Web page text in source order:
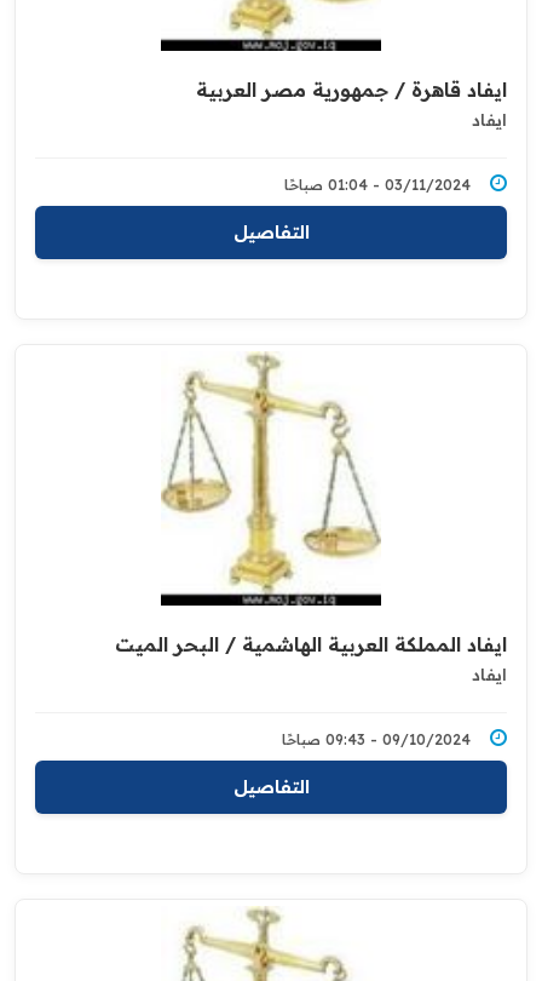
ايفاد قاهرة / جمهورية مصر العربية
ايفاد
03/11/2024 - 01:04 صباحًا
التفاصيل
ايفاد المملكة العربية الهاشمية / البحر الميت
ايفاد
09/10/2024 - 09:43 صباحًا
التفاصيل